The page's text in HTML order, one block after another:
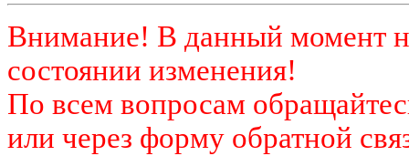
Внимание! В данный момент
состоянии изменения!
По всем вопросам
или через форму обратной